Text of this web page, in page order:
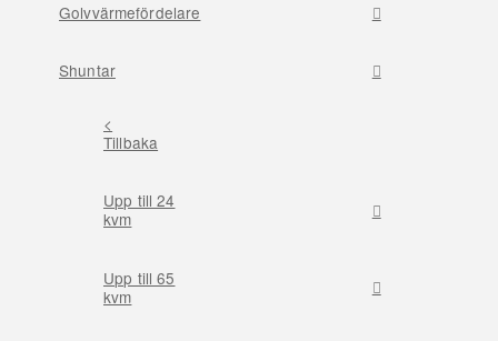
Golvvärmefördelare
Shuntar
<
Tillbaka
Upp till 24
kvm
Upp till 65
kvm